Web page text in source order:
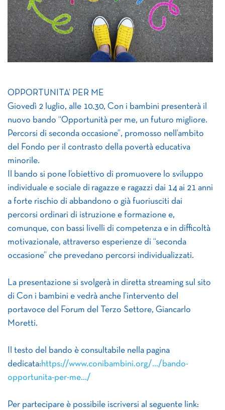
OPPORTUNITA’ PER ME
Giovedì 2 luglio, alle 10.30, Con i bambini presenterà il
nuovo bando “Opportunità per me, un futuro migliore.
Percorsi di seconda occasione”, promosso nell’ambito
del Fondo per il contrasto della povertà educativa
minorile.
Il bando si pone l’obiettivo di promuovere lo sviluppo
individuale e sociale di ragazze e ragazzi dai 14 ai 21 anni
a forte rischio di abbandono o già fuoriusciti dai
percorsi ordinari di istruzione e formazione e,
comunque, con bassi livelli di competenza e in difficoltà
motivazionale, attraverso esperienze di “seconda
occasione” che prevedano percorsi individualizzati.
La presentazione si svolgerà in diretta streaming sul sito
di Con i bambini e vedrà anche l’intervento del
portavoce del Forum del Terzo Settore, Giancarlo
Moretti.
Il testo del bando è consultabile nella pagina
dedicata:https://www.conibambini.org/…/bando-
opportunita-per-me…/
Per partecipare è possibile iscriversi al seguente link: